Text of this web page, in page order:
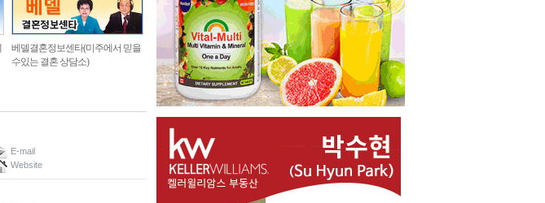
베델결혼정보센타(미주에서 믿을
수있는 결혼 상담소)
E-mail
Website